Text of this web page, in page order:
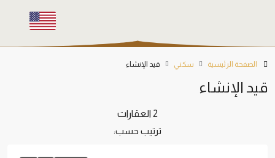
الصفحة الرئيسية سكني قيد الإنشاء
قيد الإنشاء
ترتيب حسب: